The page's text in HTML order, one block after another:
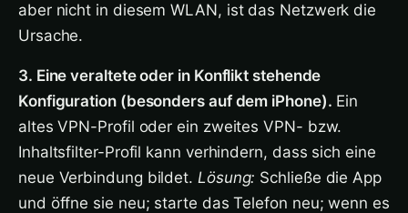
aber nicht in diesem WLAN, ist das Netzwerk die
Ursache.
3. Eine veraltete oder in Konflikt stehende
Konfiguration (besonders auf dem iPhone). Ein
altes VPN-Profil oder ein zweites VPN- bzw.
Inhaltsfilter-Profil kann verhindern, dass sich eine
neue Verbindung bildet. Lösung: Schließe die App
und öffne sie neu; starte das Telefon neu; wenn es